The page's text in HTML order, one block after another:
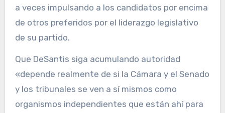
a veces impulsando a los candidatos por encima
de otros preferidos por el liderazgo legislativo
de su partido.
Que DeSantis siga acumulando autoridad
«depende realmente de si la Cámara y el Senado
y los tribunales se ven a sí mismos como
organismos independientes que están ahí para